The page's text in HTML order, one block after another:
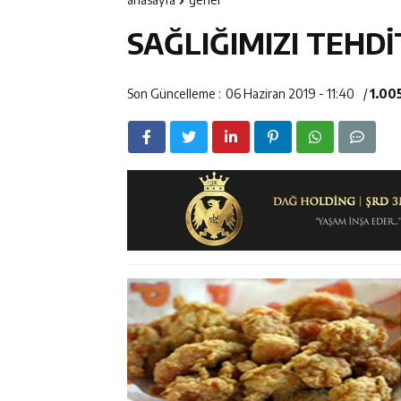
14:26 Geleceğin
11:43 Erzincan İl
SAĞLIĞIMIZI
Son Güncelleme : 06 Haziran 2019 - 11:40 /